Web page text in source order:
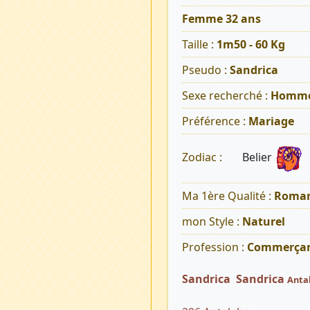
Femme 32 ans
Taille : 1m50 - 60 Kg
Pseudo : Sandrica
Sexe recherché :
Préférence : Mariage
Zodiac : Belier
Ma 1ère Qualité :
mon Style : Naturel
Profession :
Sandrica Sandrica